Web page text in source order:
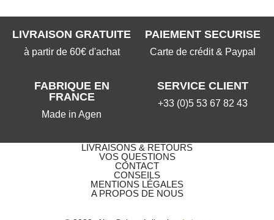
LIVRAISON GRATUITE
à partir de 60€ d'achat
PAIEMENT SECURISE
Carte de crédit & Paypal
FABRIQUE EN
FRANCE
Made in Agen
SERVICE CLIENT
+33 (0)5 53 67 82 43
LIVRAISONS & RETOURS
VOS QUESTIONS​
CONTACT
CONSEILS
MENTIONS LÉGALES
A PROPOS DE NOUS